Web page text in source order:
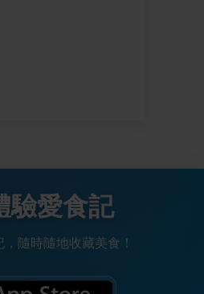
驗愛食記
隨時隨地收藏美食！